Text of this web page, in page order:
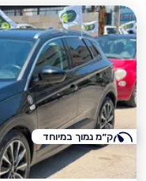
ק״מ נמוך במיוחד